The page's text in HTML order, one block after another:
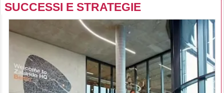
SUCCESSI E STRATEGIE